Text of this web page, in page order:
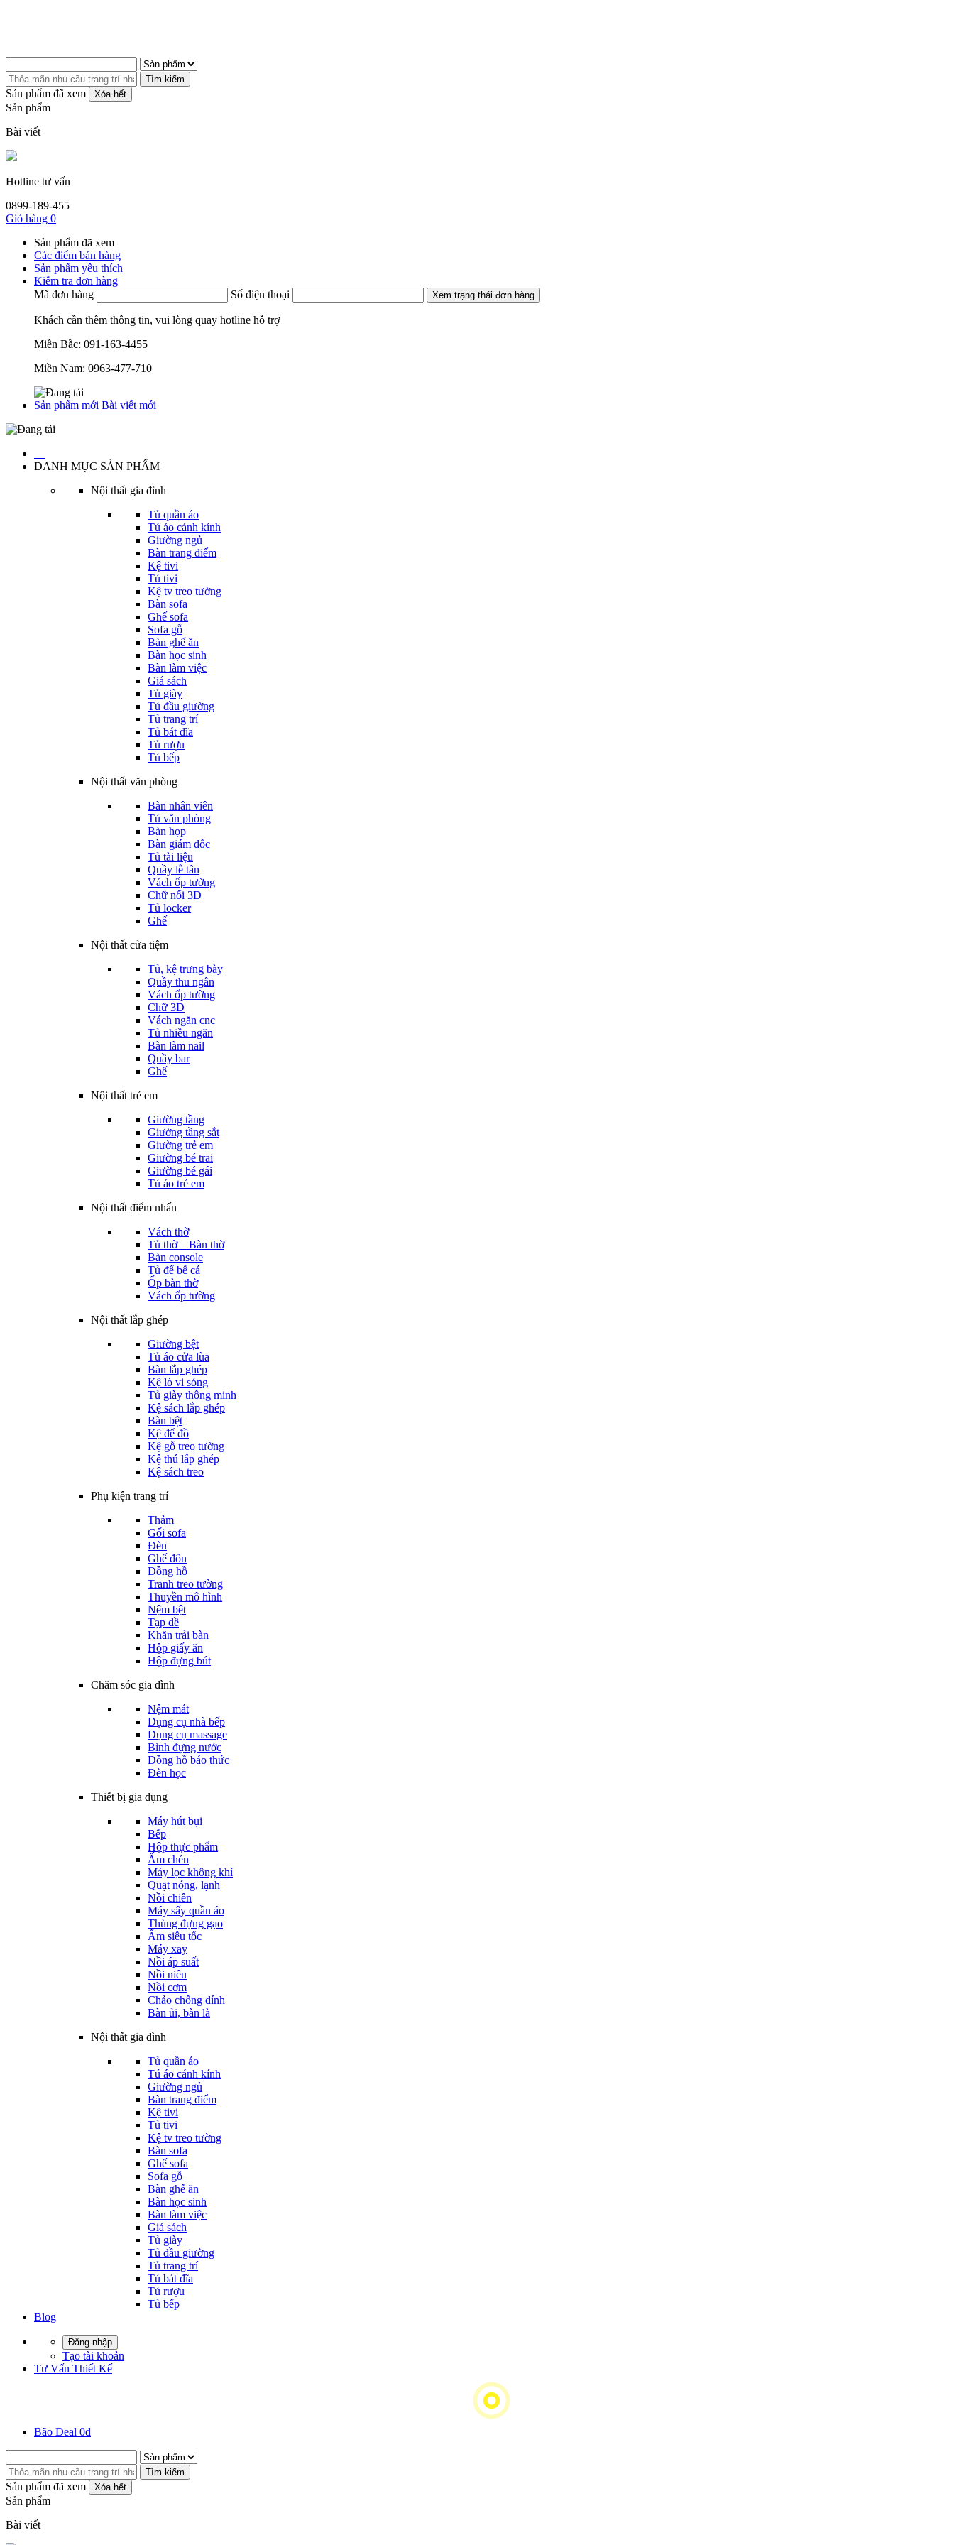
Tìm kiếm
Sản phẩm đã xem Xóa hết
Sản phẩm
Bài viết
Hotline tư vấn
0899-189-455
Giỏ hàng 0
Sản phẩm đã xem
Các điểm bán hàng
Sản phẩm yêu thích
Kiểm tra đơn hàng
Mã đơn hàng
Số điện thoại Xem trạng thái đơn hàng
Khách cần thêm thông tin, vui lòng quay hotline hỗ trợ
Miền Bắc: 091-163-4455
Miền Nam: 0963-477-710
Sản phẩm mới Bài viết mới
DANH MỤC SẢN PHẨM
Nội thất gia đình
Tủ quần áo
Tú áo cánh kính
Giường ngủ
Bàn trang điểm
Kệ tivi
Tủ tivi
Kệ tv treo tường
Bàn sofa
Ghế sofa
Sofa gỗ
Bàn ghế ăn
Bàn học sinh
Bàn làm việc
Giá sách
Tủ giày
Tủ đầu giường
Tủ trang trí
Tủ bát đĩa
Tủ rượu
Tủ bếp
Nội thất văn phòng
Bàn nhân viên
Tủ văn phòng
Bàn họp
Bàn giám đốc
Tủ tài liệu
Quầy lễ tân
Vách ốp tường
Chữ nổi 3D
Tủ locker
Ghế
Nội thất cửa tiệm
Tủ, kệ trưng bày
Quầy thu ngân
Vách ốp tường
Chữ 3D
Vách ngăn cnc
Tủ nhiều ngăn
Bàn làm nail
Quầy bar
Ghế
Nội thất trẻ em
Giường tầng
Giường tầng sắt
Giường trẻ em
Giường bé trai
Giường bé gái
Tủ áo trẻ em
Nội thất điểm nhấn
Vách thờ
Tủ thờ – Bàn thờ
Bàn console
Tủ để bể cá
Ốp bàn thờ
Vách ốp tường
Nội thất lắp ghép
Giường bệt
Tủ áo cửa lùa
Bàn lắp ghép
Kệ lò vi sóng
Tủ giày thông minh
Kệ sách lắp ghép
Bàn bệt
Kệ để đồ
Kệ gỗ treo tường
Kệ thú lắp ghép
Kệ sách treo
Phụ kiện trang trí
Thảm
Gối sofa
Đèn
Ghế đôn
Đồng hồ
Tranh treo tường
Thuyền mô hình
Nệm bệt
Tạp dề
Khăn trải bàn
Hộp giấy ăn
Hộp đựng bút
Chăm sóc gia đình
Nệm mát
Dụng cụ nhà bếp
Dụng cụ massage
Bình đựng nước
Đồng hồ báo thức
Đèn học
Thiết bị gia dụng
Máy hút bụi
Bếp
Hộp thực phẩm
Ấm chén
Máy lọc không khí
Quạt nóng, lạnh
Nồi chiên
Máy sấy quần áo
Thùng đựng gạo
Ấm siêu tốc
Máy xay
Nồi áp suất
Nồi niêu
Nồi cơm
Chảo chống dính
Bàn ủi, bàn là
Nội thất gia đình
Tủ quần áo
Tú áo cánh kính
Giường ngủ
Bàn trang điểm
Kệ tivi
Tủ tivi
Kệ tv treo tường
Bàn sofa
Ghế sofa
Sofa gỗ
Bàn ghế ăn
Bàn học sinh
Bàn làm việc
Giá sách
Tủ giày
Tủ đầu giường
Tủ trang trí
Tủ bát đĩa
Tủ rượu
Tủ bếp
Blog
Đăng nhập
Tạo tài khoản
Tư Vấn Thiết Kế
Bão Deal 0đ
Tìm kiếm
Sản phẩm đã xem Xóa hết
Sản phẩm
Bài viết